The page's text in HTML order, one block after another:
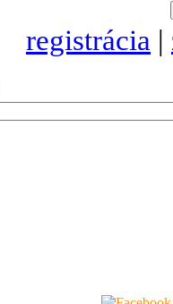
registrácia |